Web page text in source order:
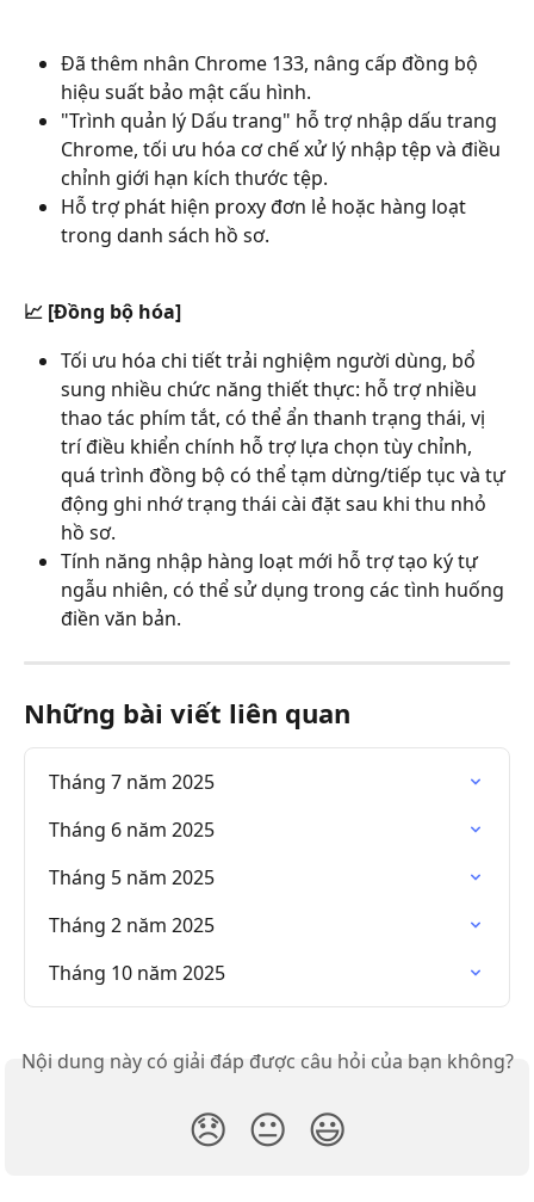
Đã thêm nhân Chrome 133, nâng cấp đồng bộ
hiệu suất bảo mật cấu hình.
"Trình quản lý Dấu trang" hỗ trợ nhập dấu trang
Chrome, tối ưu hóa cơ chế xử lý nhập tệp và điều
chỉnh giới hạn kích thước tệp.
Hỗ trợ phát hiện proxy đơn lẻ hoặc hàng loạt
trong danh sách hồ sơ.
📈 [Đồng bộ hóa]
Tối ưu hóa chi tiết trải nghiệm người dùng, bổ
sung nhiều chức năng thiết thực: hỗ trợ nhiều
thao tác phím tắt, có thể ẩn thanh trạng thái, vị
trí điều khiển chính hỗ trợ lựa chọn tùy chỉnh,
quá trình đồng bộ có thể tạm dừng/tiếp tục và tự
động ghi nhớ trạng thái cài đặt sau khi thu nhỏ
hồ sơ.
Tính năng nhập hàng loạt mới hỗ trợ tạo ký tự
ngẫu nhiên, có thể sử dụng trong các tình huống
điền văn bản.
Những bài viết liên quan
Tháng 7 năm 2025
Tháng 6 năm 2025
Tháng 5 năm 2025
Tháng 2 năm 2025
Tháng 10 năm 2025
Nội dung này có giải đáp được câu hỏi của bạn không?
😞 😐 😃